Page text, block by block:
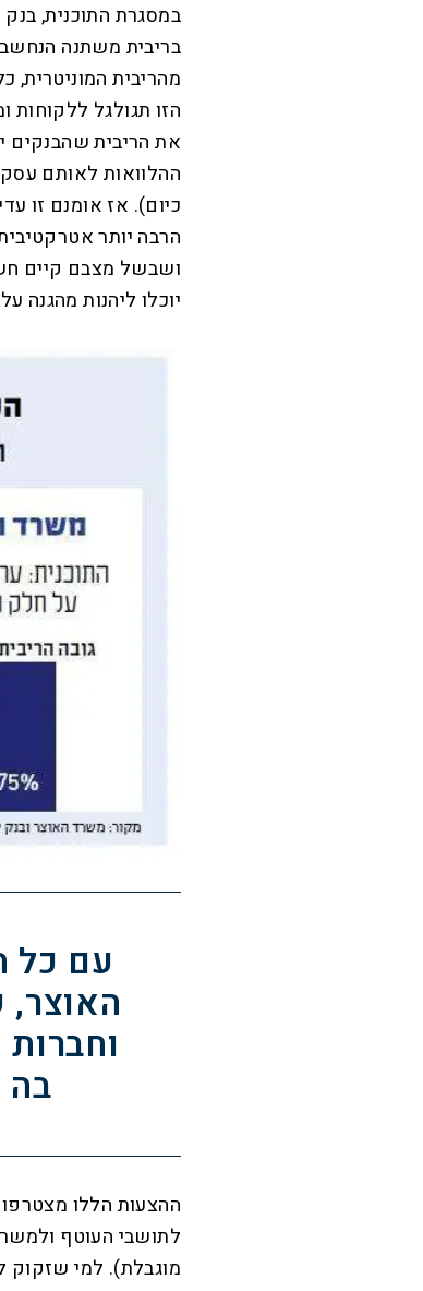
במסגרת התוכנית,
הזו תגולגל ללקוחות
את הריבית שהבנקים
כיום). אז אומנם זו
הרבה יותר
ושבשל מצבם קיים
יוכלו ליהנות מהגנה
עם כל
ההצעות הללו
לתושבי העוטף
מוגבלת). למי שזקוק